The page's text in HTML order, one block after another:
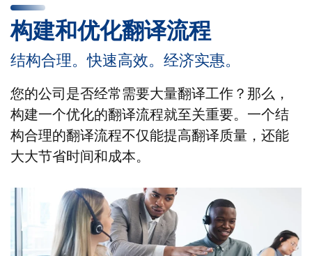
构建和优化翻译流程
结构合理。快速高效。经济实惠。
您的公司是否经常需要大量翻译工作？那么，
构建一个优化的翻译流程就至关重要。一个结
构合理的翻译流程不仅能提高翻译质量，还能
大大节省时间和成本。